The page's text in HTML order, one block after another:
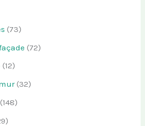
(73)
(72)
(12)
(32)
(148)